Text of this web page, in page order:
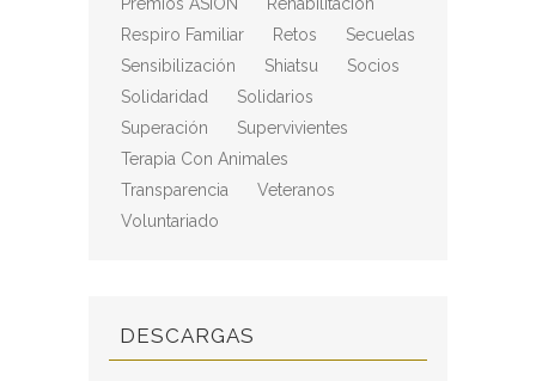
Respiro Familiar
Retos
Secuelas
Sensibilización
Shiatsu
Socios
Solidaridad
Solidarios
Superación
Supervivientes
Terapia Con Animales
Transparencia
Veteranos
Voluntariado
DESCARGAS